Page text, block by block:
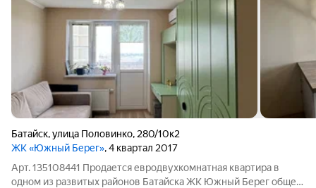
Батайск,улица Половинко, 280/10к2
ЖК «Южный Берег», 4 квартал 2017
Арт. 135108441 Продается евродвухкомнатная квартира в
одном из развитых районов Батайска ЖК Южный Берег общей